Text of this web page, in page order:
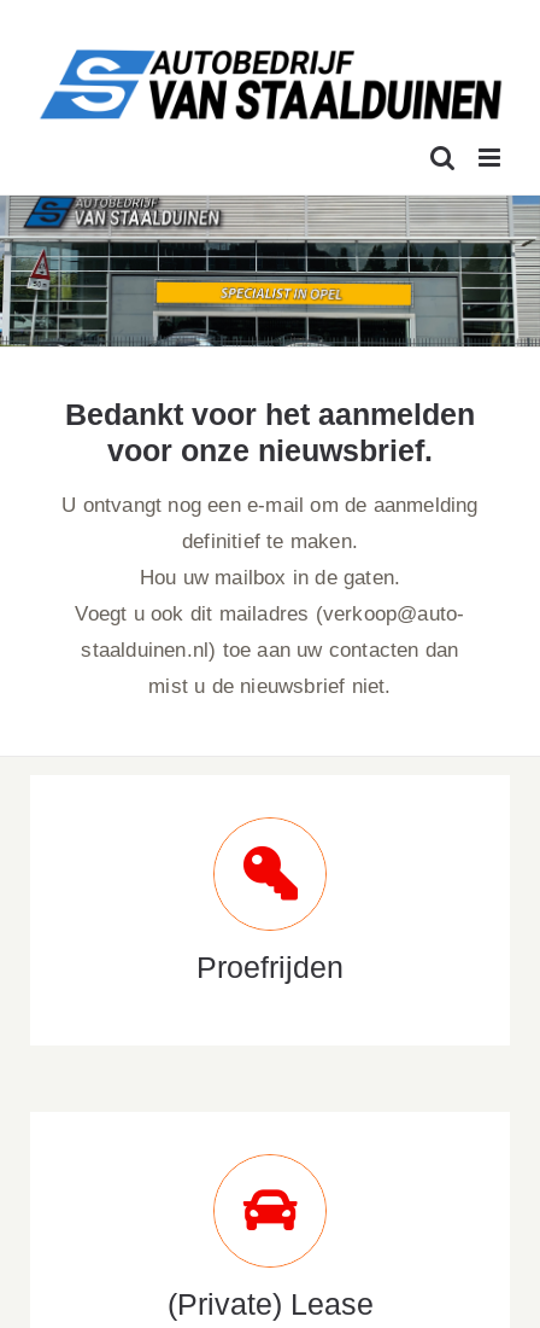
inhoud
Bedankt voor het aanmelden
voor onze nieuwsbrief.
U ontvangt nog een e-mail om de aanmelding
definitief te maken.
Hou uw mailbox in de gaten.
Voegt u ook dit mailadres (verkoop@auto-
staalduinen.nl) toe aan uw contacten dan
mist u de nieuwsbrief niet.
Proefrijden
(Private) Lease